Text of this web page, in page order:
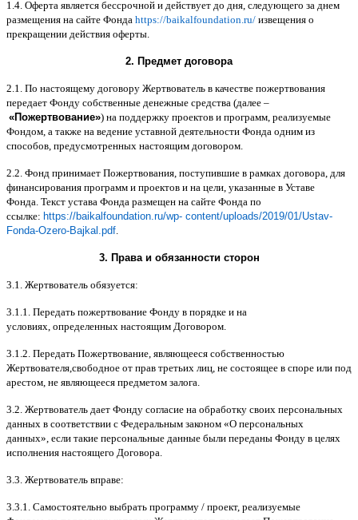
1.4. Оферта является бессрочной и действует до дня следующего за днем
размещения на сайте Фонда https://baikalfoundation.ru/ извещения о
прекращении действия оферты
2. Предмет договора
2.1. По настоящему договору Жертвователь в качестве пожертвования
передает Фонду собственные денежные средства (далее –
«Пожертвование») на поддержку проектов и программ реализуемые
Фондом а также на ведение уставной деятельности Фонда одним из
способов предусмотренных настоящим договором
2.2. Фонд принимает Пожертвования поступившие в рамках договора для
финансирования программ и проектов и на цели указанные в Уставе
Фонда Текст устава Фонда размещен на сайте Фонда по
ссылке: https://baikalfoundation.ru/wp- content/uploads/2019/01/Ustav-
Fonda-Ozero-Bajkal.pdf
3. Права и обязанности сторон
3.1. Жертвователь обязуется:
3.1.1. Передать пожертвование Фонду в порядке и на
условиях определенных настоящим Договором
3.1.2. Передать Пожертвование являющееся собственностью
Жертвователя свободное от прав третьих лиц не состоящее в споре или под
арестом не являющееся предметом залога
3.2. Жертвователь дает Фонду согласие на обработку своих персональных
данных в соответствии с Федеральным законом «О персональных
данных», если такие персональные данные были переданы Фонду в целях
исполнения настоящего Договора
3.3. Жертвователь вправе:
3.3.1. Самостоятельно выбрать программу / проект, реализуемые